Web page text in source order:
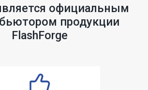
официальным
продукции
FlashForge